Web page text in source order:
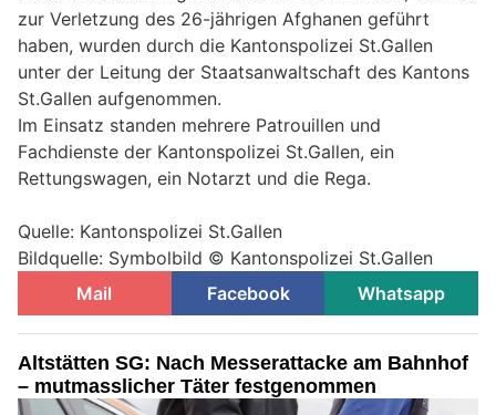
zur Verletzung des 26-jährigen Afghanen geführt
haben, wurden durch die Kantonspolizei St.Gallen
unter der Leitung der Staatsanwaltschaft des Kantons
St.Gallen aufgenommen.
Im Einsatz standen mehrere Patrouillen und
Fachdienste der Kantonspolizei St.Gallen, ein
Rettungswagen, ein Notarzt und die Rega.
Quelle: Kantonspolizei St.Gallen
Bildquelle: Symbolbild © Kantonspolizei St.Gallen
Mail
Facebook Whatsapp
Altstätten SG: Nach Messerattacke am Bahnhof
– mutmasslicher Täter festgenommen